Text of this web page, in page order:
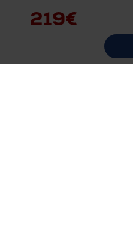
219€
Desistir del contrato aquí